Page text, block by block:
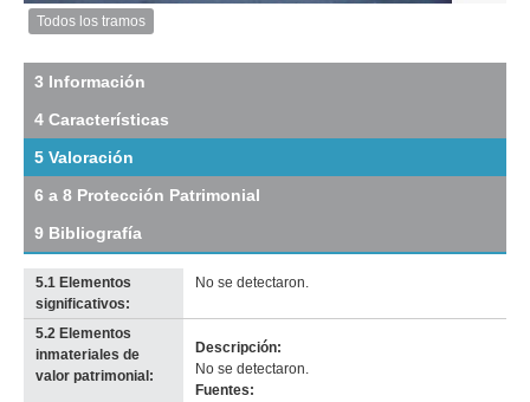
Imagen
tramo:
(Sa
8)
Descargar
original
Todos los tramos
3 Información
4 Características
5 Valoración
6 a 8 Protección Patrimonial
9 Bibliografía
5.1 Elementos
significativos:
No se detectaron.
5.2 Elementos
inmateriales de
valor patrimonial:
Descripción:
No se detectaron.
Fuentes: